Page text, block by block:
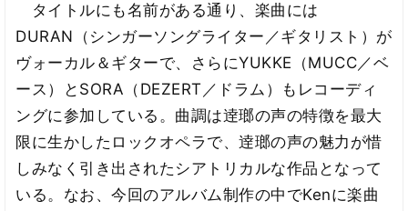
タイトルにも名前がある通り、楽曲には
DURAN（シンガーソングライター／ギタリスト）が
ヴォーカル＆ギターで、さらにYUKKE（MUCC／ベ
ース）とSORA（DEZERT／ドラム）もレコーディ
ングに参加している。曲調は逹瑯の声の特徴を最大
限に生かしたロックオペラで、逹瑯の声の魅力が惜
しみなく引き出されたシアトリカルな作品となって
いる。なお、今回のアルバム制作の中でKenに楽曲